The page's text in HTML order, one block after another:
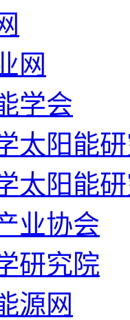
网
学会
太阳能
太阳能
业协会
研究院
源网